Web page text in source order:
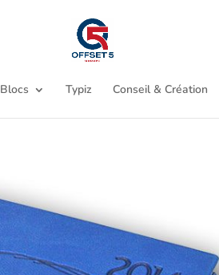
Blocs Typiz Conseil & Création